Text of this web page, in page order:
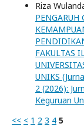
Riza
PENGARUH
FAKULTAS
UNIKS
2 (2026):
Keguruan
<< < 1 2 3 4 5